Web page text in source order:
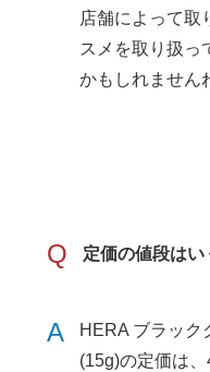
店舗によって取
スメを取り扱っ
かもしれません
Q 定価の値段はい
A
HERA ブラック
(15g)の定価は、